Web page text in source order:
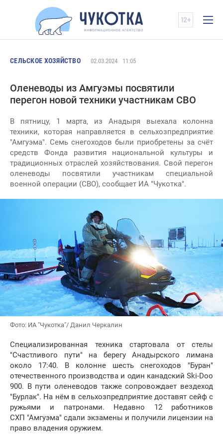
СЕЛЬСКОЕ ХОЗЯЙСТВО 02.03.2024 11:05
Оленеводы из Амгуэмы посвятили
перегон новой техники участникам СВО
В пятницу, 1 марта, из Анадыря выехала колонна
техники, которая направляется в сельхозпредприятие
"Амгуэма". Семь снегоходов были приобретены за счёт
средств Фонда развития национальной культуры и
традиционных отраслей хозяйствования. Свой перегон
оленеводы посвятили участникам специальной
военной операции (СВО), сообщает ИА "Чукотка".
Фото: ИА "Чукотка"/ Данил Черкалин
Специализированная техника стартовала от стелы
"Счастливого пути" на берегу Анадырского лимана
около 17:40. В колонне шесть снегоходов "Буран"
отечественного производства и один канадский Ski-Doo
900. В пути оленеводов также сопровождает вездеход
"Бурлак". На нём в сельхозпредприятие доставят сейф с
ружьями и патронами. Недавно 12 работников
СХП "Амгуэма" сдали экзамены и получили лицензии на
право владения оружием.